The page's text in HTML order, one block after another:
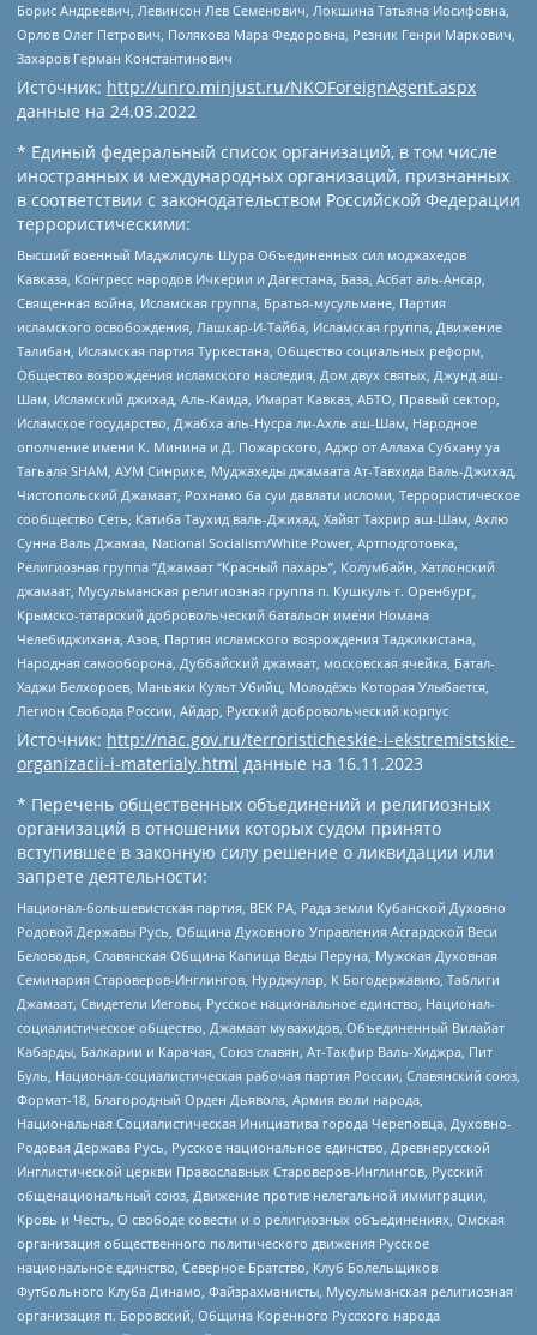
Борис Андреевич, Левинсон Лев Семенович, Локшина Татьяна Иосифовна,
Орлов Олег Петрович, Полякова Мара Федоровна, Резник Генри Маркович,
Захаров Герман Константинович
Источник: http://unro.minjust.ru/NKOForeignAgent.aspx
данные на 24.03.2022
* Единый федеральный список организаций, в том числе
иностранных и международных организаций, признанных
в соответствии с законодательством Российской Федерации
террористическими:
Высший военный Маджлисуль Шура Объединенных сил моджахедов
Кавказа, Конгресс народов Ичкерии и Дагестана, База, Асбат аль-Ансар,
Священная война, Исламская группа, Братья-мусульмане, Партия
исламского освобождения, Лашкар-И-Тайба, Исламская группа, Движение
Талибан, Исламская партия Туркестана, Общество социальных реформ,
Общество возрождения исламского наследия, Дом двух святых, Джунд аш-
Шам, Исламский джихад, Аль-Каида, Имарат Кавказ, АБТО, Правый сектор,
Исламское государство, Джабха аль-Нусра ли-Ахль аш-Шам, Народное
ополчение имени К. Минина и Д. Пожарского, Аджр от Аллаха Субхану уа
Тагьаля SHAM, АУМ Синрике, Муджахеды джамаата Ат-Тавхида Валь-Джихад,
Чистопольский Джамаат, Рохнамо ба суи давлати исломи, Террористическое
сообщество Сеть, Катиба Таухид валь-Джихад, Хайят Тахрир аш-Шам, Ахлю
Сунна Валь Джамаа, National Socialism/White Power, Артподготовка,
Религиозная группа “Джамаат “Красный пахарь”, Колумбайн, Хатлонский
джамаат, Мусульманская религиозная группа п. Кушкуль г. Оренбург,
Крымско-татарский добровольческий батальон имени Номана
Челебиджихана, Азов, Партия исламского возрождения Таджикистана,
Народная самооборона, Дуббайский джамаат, московская ячейка, Батал-
Хаджи Белхороев, Маньяки Культ Убийц, Молодёжь Которая Улыбается,
Легион Свобода России, Айдар, Русский добровольческий корпус
Источник: http://nac.gov.ru/terroristicheskie-i-ekstremistskie-
organizacii-i-materialy.html данные на 16.11.2023
* Перечень общественных объединений и религиозных
организаций в отношении которых судом принято
вступившее в законную силу решение о ликвидации или
запрете деятельности:
Национал-большевистская партия, ВЕК РА, Рада земли Кубанской Духовно
Родовой Державы Русь, Община Духовного Управления Асгардской Веси
Беловодья, Славянская Община Капища Веды Перуна, Мужская Духовная
Семинария Староверов-Инглингов, Нурджулар, К Богодержавию, Таблиги
Джамаат, Свидетели Иеговы, Русское национальное единство, Национал-
социалистическое общество, Джамаат мувахидов, Объединенный Вилайат
Кабарды, Балкарии и Карачая, Союз славян, Ат-Такфир Валь-Хиджра, Пит
Буль, Национал-социалистическая рабочая партия России, Славянский союз,
Формат-18, Благородный Орден Дьявола, Армия воли народа,
Национальная Социалистическая Инициатива города Череповца, Духовно-
Родовая Держава Русь, Русское национальное единство, Древнерусской
Инглистической церкви Православных Староверов-Инглингов, Русский
общенациональный союз, Движение против нелегальной иммиграции,
Кровь и Честь, О свободе совести и о религиозных объединениях, Омская
организация общественного политического движения Русское
национальное единство, Северное Братство, Клуб Болельщиков
Футбольного Клуба Динамо, Файзрахманисты, Мусульманская религиозная
организация п. Боровский, Община Коренного Русского народа